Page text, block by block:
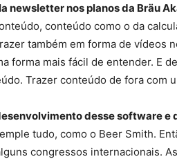
newsletter nos planos da Bräu
conteúdo como o da
também em forma de vídeos
forma mais fácil de entender. E
Trazer conteúdo de fora com
desse software e
tudo, como o Beer Smith.
congressos internacionais.